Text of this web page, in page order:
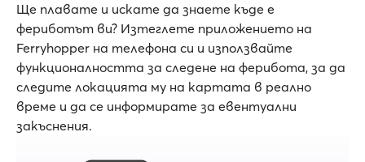
Ще плавате и искате да знаете къде е
фериботът ви? Изтеглете приложението на
Ferryhopper на телефона си и използвайте
функционалността за следене на ферибота, за да
следите локацията му на картата в реално
време и да се информирате за евентуални
закъснения.